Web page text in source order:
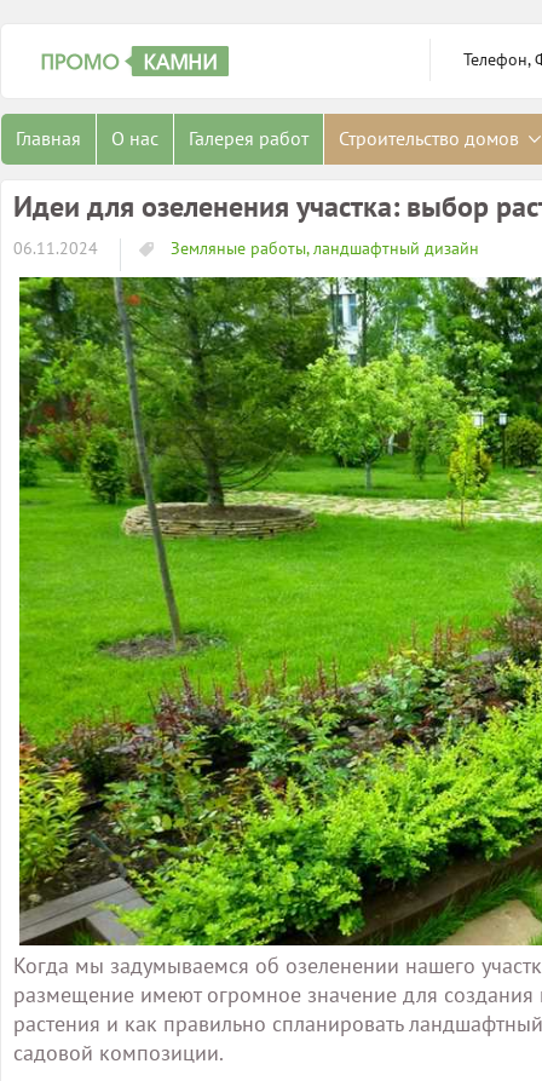
Телефон,
Главная О нас Галерея работ Строительство домов
Идеи для озеленения участка: выбор
06.11.2024 Земляные работы, ландшафтный дизайн
Когда мы задумываемся об озеленении нашего
размещение имеют огромное значение для
растения и как правильно спланировать
садовой композиции.